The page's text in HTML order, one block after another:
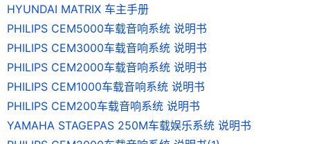
HYUNDAI MATRIX 车主手册
PHILIPS CEM5000车载音响系统 说明书
PHILIPS CEM3000车载音响系统 说明书
PHILIPS CEM2000车载音响系统 说明书
PHILIPS CEM1000车载音响系统 说明书
PHILIPS CEM200车载音响系统 说明书
YAMAHA STAGEPAS 250M车载娱乐系统 说明书